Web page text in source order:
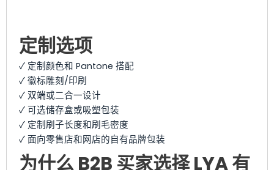
定制选项
✓ 定制颜色和 Pantone 搭配
✓ 徽标雕刻/印刷
✓ 双端或二合一设计
✓ 可选储存盒或吸塑包装
✓ 定制刷子长度和刷毛密度
✓ 面向零售店和网店的自有品牌包装
为什么 B2B 买家选择 LYA 有